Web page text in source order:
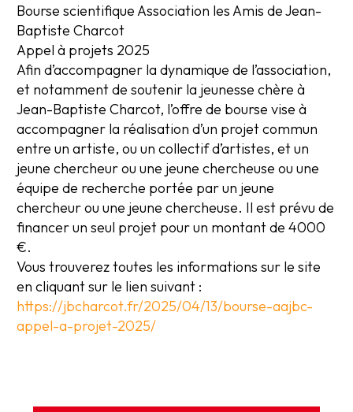
Bourse scientifique Association les Amis de Jean-
Baptiste Charcot
Appel à projets 2025
Afin d’accompagner la dynamique de l’association,
et notamment de soutenir la jeunesse chère à
Jean-Baptiste Charcot, l’offre de bourse vise à
accompagner la réalisation d’un projet commun
entre un artiste, ou un collectif d’artistes, et un
jeune chercheur ou une jeune chercheuse ou une
équipe de recherche portée par un jeune
chercheur ou une jeune chercheuse. Il est prévu de
financer un seul projet pour un montant de 4000
€.
Vous trouverez toutes les informations sur le site
en cliquant sur le lien suivant :
https://jbcharcot.fr/2025/04/13/bourse-aajbc-
appel-a-projet-2025/